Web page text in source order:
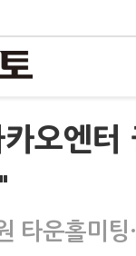
오엔터
타운홀미